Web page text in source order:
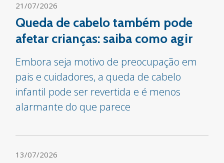
21/07/2026
Queda de cabelo também pode
afetar crianças: saiba como agir
Embora seja motivo de preocupação em
pais e cuidadores, a queda de cabelo
infantil pode ser revertida e é menos
alarmante do que parece
13/07/2026